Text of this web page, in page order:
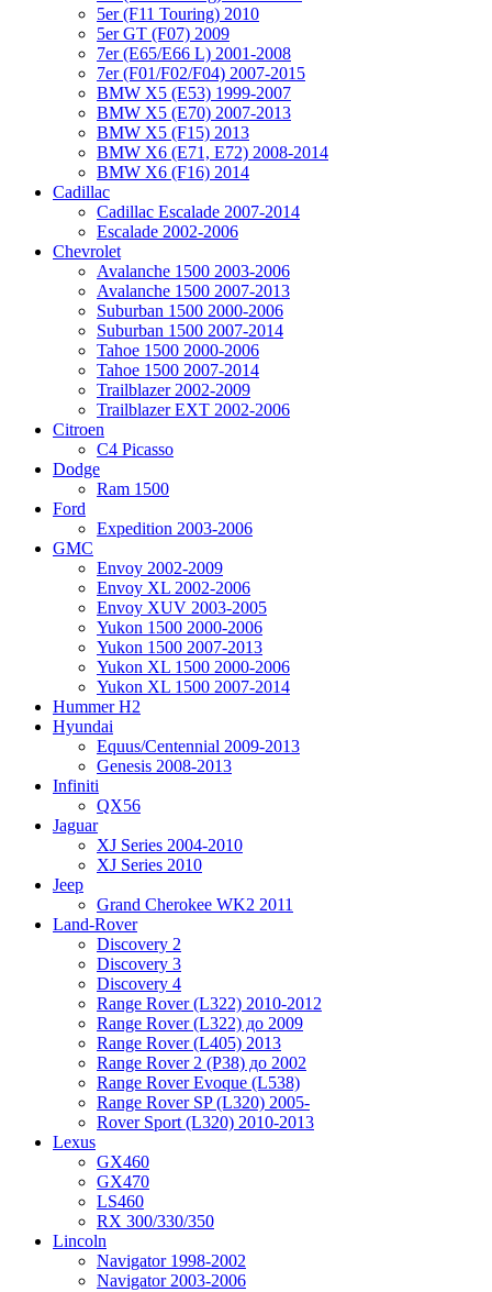
5er (F11 Touring) 2010
5er GT (F07) 2009
7er (E65/E66 L) 2001-2008
7er (F01/F02/F04) 2007-2015
BMW X5 (E53) 1999-2007
BMW X5 (E70) 2007-2013
BMW X5 (F15) 2013
BMW X6 (E71, E72) 2008-2014
BMW X6 (F16) 2014
Cadillac
Cadillac Escalade 2007-2014
Escalade 2002-2006
Chevrolet
Avalanche 1500 2003-2006
Avalanche 1500 2007-2013
Suburban 1500 2000-2006
Suburban 1500 2007-2014
Tahoe 1500 2000-2006
Tahoe 1500 2007-2014
Trailblazer 2002-2009
Trailblazer EXT 2002-2006
Citroen
C4 Picasso
Dodge
Ram 1500
Ford
Expedition 2003-2006
GMC
Envoy 2002-2009
Envoy XL 2002-2006
Envoy XUV 2003-2005
Yukon 1500 2000-2006
Yukon 1500 2007-2013
Yukon XL 1500 2000-2006
Yukon XL 1500 2007-2014
Hummer H2
Hyundai
Equus/Centennial 2009-2013
Genesis 2008-2013
Infiniti
QX56
Jaguar
XJ Series 2004-2010
XJ Series 2010
Jeep
Grand Cherokee WK2 2011
Land-Rover
Discovery 2
Discovery 3
Discovery 4
Range Rover (L322) 2010-2012
Range Rover (L322) до 2009
Range Rover (L405) 2013
Range Rover 2 (P38) до 2002
Range Rover Evoque (L538)
Range Rover SP (L320) 2005-
Rover Sport (L320) 2010-2013
Lexus
GX460
GX470
LS460
RX 300/330/350
Lincoln
Navigator 1998-2002
Navigator 2003-2006